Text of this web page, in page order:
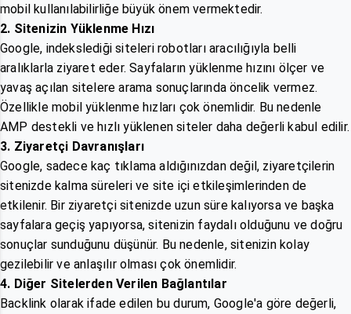
mobil kullanılabilirliğe büyük önem vermektedir.
2. Sitenizin Yüklenme Hızı
Google, indekslediği siteleri robotları aracılığıyla belli
aralıklarla ziyaret eder. Sayfaların yüklenme hızını ölçer ve
yavaş açılan sitelere arama sonuçlarında öncelik vermez.
Özellikle mobil yüklenme hızları çok önemlidir. Bu nedenle
AMP destekli ve hızlı yüklenen siteler daha değerli kabul edilir.
3. Ziyaretçi Davranışları
Google, sadece kaç tıklama aldığınızdan değil, ziyaretçilerin
sitenizde kalma süreleri ve site içi etkileşimlerinden de
etkilenir. Bir ziyaretçi sitenizde uzun süre kalıyorsa ve başka
sayfalara geçiş yapıyorsa, sitenizin faydalı olduğunu ve doğru
sonuçlar sunduğunu düşünür. Bu nedenle, sitenizin kolay
gezilebilir ve anlaşılır olması çok önemlidir.
4. Diğer Sitelerden Verilen Bağlantılar
Backlink olarak ifade edilen bu durum, Google'a göre değerli,